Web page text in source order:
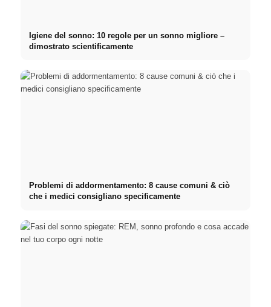
Igiene del sonno: 10 regole per un sonno migliore –
dimostrato scientificamente
Problemi di addormentamento: 8 cause comuni & ciò
che i medici consigliano specificamente